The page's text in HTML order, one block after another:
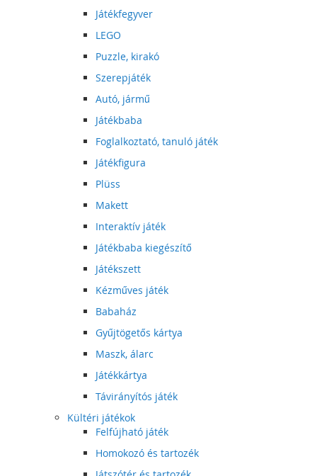
Játékfegyver
LEGO
Puzzle, kirakó
Szerepjáték
Autó, jármű
Játékbaba
Foglalkoztató, tanuló játék
Játékfigura
Plüss
Makett
Interaktív játék
Játékbaba kiegészítő
Játékszett
Kézműves játék
Babaház
Gyűjtögetős kártya
Maszk, álarc
Játékkártya
Távirányítós játék
Kültéri játékok
Felfújható játék
Homokozó és tartozék